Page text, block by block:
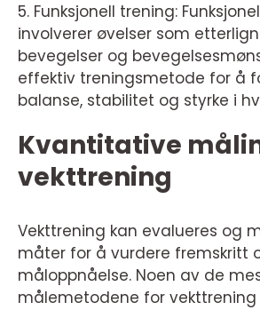
5. Funksjonell trening:
involverer øvelser som
bevegelser og
effektiv treningsmetode for å
balanse, stabilitet og styrke i
Kvantitative
vekttrening
Vekttrening kan evalueres og
måter for å vurdere fremskritt
måloppnåelse. Noen av de
målemetodene for vekttrening